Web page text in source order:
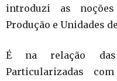
introduzi as
Produção e Unidades
É na relação das
Particularizadas